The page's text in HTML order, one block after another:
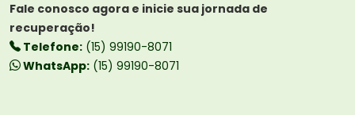
Fale conosco agora e inicie sua jornada de
recuperação!
Telefone: (15) 99190-8071
WhatsApp: (15) 99190-8071